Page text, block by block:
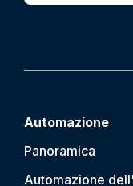
Automazione
Panoramica
Automazione